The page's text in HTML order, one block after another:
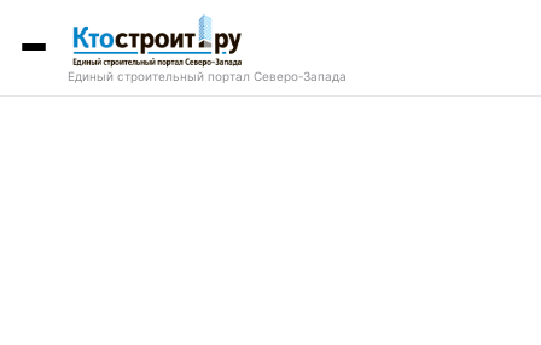
Единый строительный портал Северо-Запада